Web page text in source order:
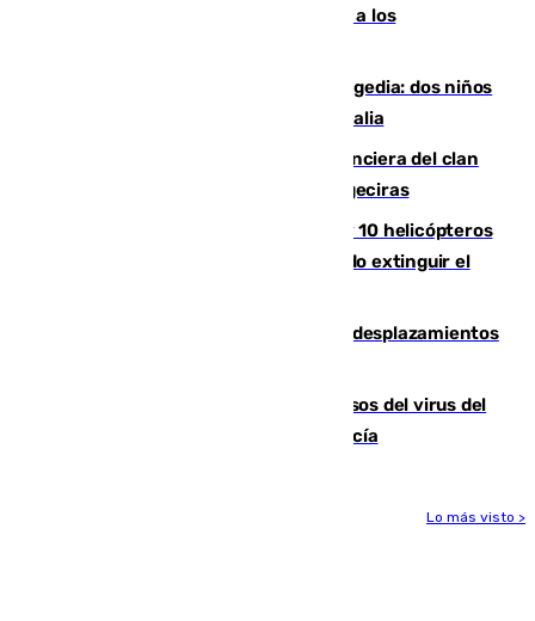
Juan Cruz se incorpora con normalidad a los
Una venganza familiar acaba en tragedia: dos niños
y un adulto mueren en una piscina en Italia
Golpe definitivo a la estructura financiera del clan
de los hermanos Sánchez Castro en Algeciras
Más de 600 bomberos, 169 medios y 10 helicópteros
están desplegados en la zona intentando extinguir el
El eclipse provocará 1,5 millones de desplazamientos
La Junta confirma cinco nuevos casos del virus del
Nilo y suma ya un total de 26 en Andalucía
Lo más visto >